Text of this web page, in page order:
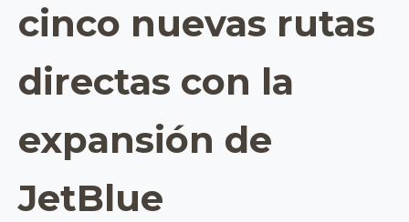
cinco nuevas rutas
directas con la
expansión de
JetBlue